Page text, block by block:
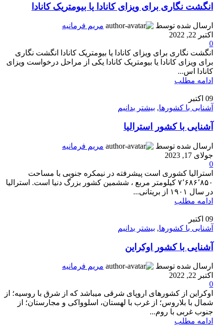
انگشت نگاری برای ویزای کانادا یا بیومتریک کانادا
ارسال شده توسط
مریم فرمانیه
اکتبر 22, 2022
0
انگشت نگاری برای ویزای کانادا یا بیومتریک کانادا انگشت نگاری
برای ویزای کانادا یا بیومتریک کانادا یکی از مراحل درخواست ویزای
کانادا اس...
ادامه مطلب
09 اکتبر
آشنایی با کشورها, بیشتر بدانیم
آشنایی با کشور استرالیا
ارسال شده توسط
مریم فرمانیه
جولای 17, 2023
0
استرالیا کشوری است پیشرفته در نیمکره جنوبی با مساحت
۷٬۶۸۶٬۸۵۰ کیلومتر مربع ، ششمین کشور بزرگ دنیا است. استرالیا
در سال ۱۹۰۱ از بریتانی...
ادامه مطلب
09 اکتبر
آشنایی با کشورها, بیشتر بدانیم
آشنایی با کشور اوکراین
ارسال شده توسط
مریم فرمانیه
اکتبر 22, 2022
0
اوکراین از کشورهای اروپای شرقی میباشد که از شرق با روسیه؛ از
شمال با بلاروس؛ از غرب با لهستان، اسلوواکی و مجارستان؛ از
جنوب غربی با روم...
ادامه مطلب